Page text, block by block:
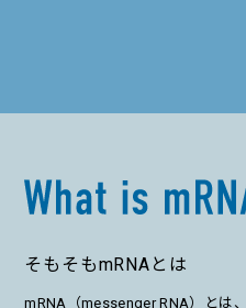
そもそもmRNAとは
mRNA（messenger RNA）とは